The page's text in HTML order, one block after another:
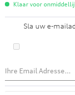
Klaar voor
Sla uw e-